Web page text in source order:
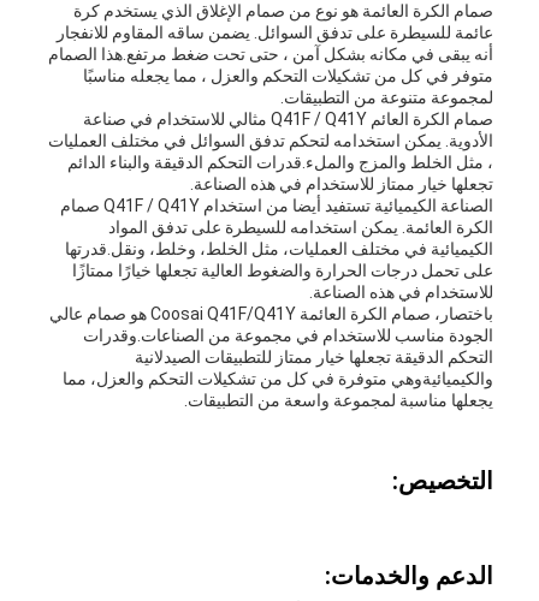
صمام الكرة العائمة هو نوع من صمام الإغلاق الذي يستخدم كرة
عائمة للسيطرة على تدفق السوائل. يضمن ساقه المقاوم للانفجار
أنه يبقى في مكانه بشكل آمن ، حتى تحت ضغط مرتفع.هذا الصمام
متوفر في كل من تشكيلات التحكم والعزل ، مما يجعله مناسبًا
لمجموعة متنوعة من التطبيقات.
صمام الكرة العائم Q41F / Q41Y مثالي للاستخدام في صناعة
الأدوية. يمكن استخدامه لتحكم تدفق السوائل في مختلف العمليات
، مثل الخلط والمزج والملء.قدرات التحكم الدقيقة والبناء الدائم
تجعلها خيار ممتاز للاستخدام في هذه الصناعة.
الصناعة الكيميائية تستفيد أيضا من استخدام Q41F / Q41Y صمام
الكرة العائمة. يمكن استخدامه للسيطرة على تدفق المواد
الكيميائية في مختلف العمليات، مثل الخلط، وخلط، ونقل.قدرتها
على تحمل درجات الحرارة والضغوط العالية تجعلها خيارًا ممتازًا
للاستخدام في هذه الصناعة.
باختصار، صمام الكرة العائمة Coosai Q41F/Q41Y هو صمام عالي
الجودة مناسب للاستخدام في مجموعة من الصناعات.وقدرات
التحكم الدقيقة تجعلها خيار ممتاز للتطبيقات الصيدلانية
والكيميائيةوهي متوفرة في كل من تشكيلات التحكم والعزل، مما
يجعلها مناسبة لمجموعة واسعة من التطبيقات.
التخصيص:
الدعم والخدمات: